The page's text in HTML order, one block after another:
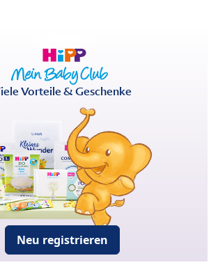
Vorteile & Geschenke
Neu registrieren